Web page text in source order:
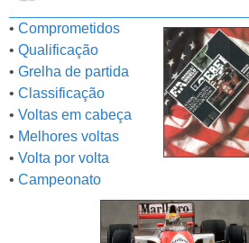
• Comprometidos
• Qualificação
• Grelha de partida
• Classificação
• Voltas em cabeça
• Melhores voltas
• Volta por volta
• Campeonato